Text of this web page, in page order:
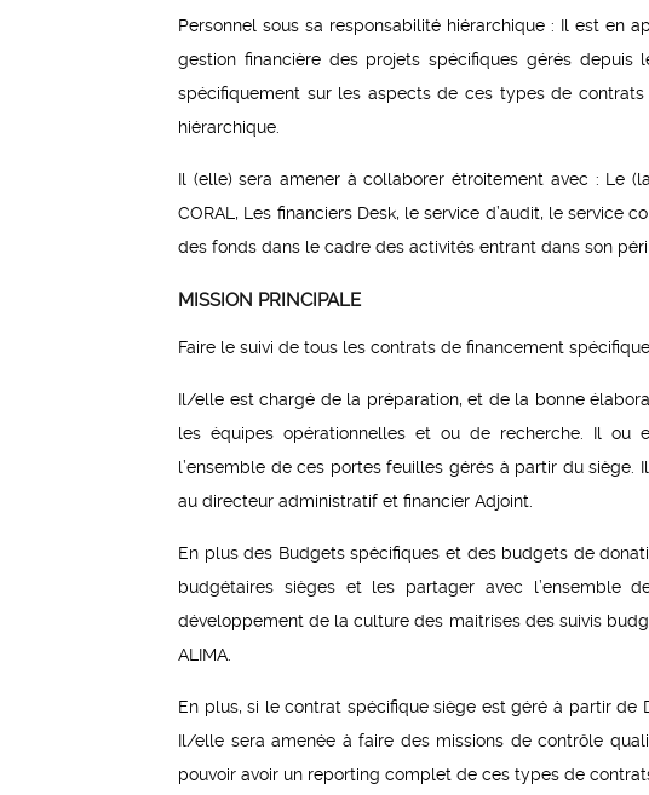
Personnel sous sa responsabilité hiérarchique : Il est en
gestion financière des projets spécifiques gérés depuis
spécifiquement sur les aspects de ces types de contrats
hiérarchique.
Il (elle) sera amener à collaborer étroitement avec : Le
CORAL, Les financiers Desk, le service d’audit, le
des fonds dans le cadre des activités entrant dans son
MISSION PRINCIPALE
Faire le suivi de tous les contrats de financement
Il/elle est chargé de la préparation, et de la bonne
les équipes opérationnelles et ou de recherche. Il ou
l’ensemble de ces portes feuilles gérés à partir du
au directeur administratif et financier Adjoint.
En plus des Budgets spécifiques et des budgets de
budgétaires sièges et les partager avec l’ensemble
développement de la culture des maitrises des suivis
ALIMA.
En plus, si le contrat spécifique siège est géré à partir de
Il/elle sera amenée à faire des missions de contrôle
pouvoir avoir un reporting complet de ces types de